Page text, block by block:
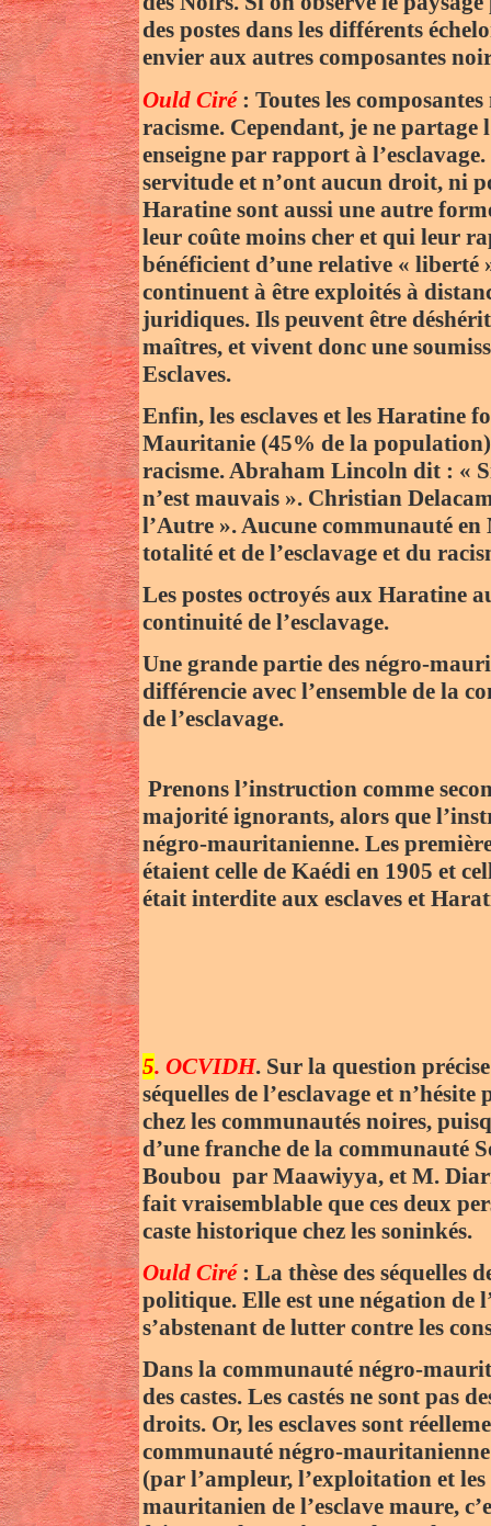
des postes dans les différents
envier aux autres composantes
Ould Ciré: Toutes les
racisme. Cependant, je ne partage
enseigne par rapport à
servitude et n’ont aucun droit, ni
Haratine sont aussi une autre
leur coûte moins cher et qui leur
bénéficient d’une relative «
continuent à être exploités à
juridiques. Ils peuvent être
maîtres, et vivent donc une
Esclaves.
Enfin, les esclaves et les Haratine
Mauritanie (45% de la population)
racisme. Abraham Lincoln dit : «
n’est mauvais ». Christian
l’Autre ». Aucune communauté
totalité et de l’esclavage et du
Les postes octroyés aux Haratine
continuité de l’esclavage.
Une grande partie des négro-
différencie avec l’ensemble de la
de l’esclavage.
Prenons l’instruction comme
majorité ignorants, alors que
négro-mauritanienne. Les
étaient celle de Kaédi en 1905 et
était interdite aux esclaves et
5. OCVIDH. Sur la question
séquelles de l’esclavage et
chez les communautés noires,
d’une franche de la communauté
Boubou par Maawiyya, et M.
fait vraisemblable que ces deux
caste historique chez les soninkés.
Ould Ciré: La thèse des séquelles
politique. Elle est une négation de
s’abstenant de lutter contre les
Dans la communauté négro-
des castes. Les castés ne sont pas
droits. Or, les esclaves sont
communauté négro-
(par l’ampleur, l’exploitation et
mauritanien de l’esclave maure,